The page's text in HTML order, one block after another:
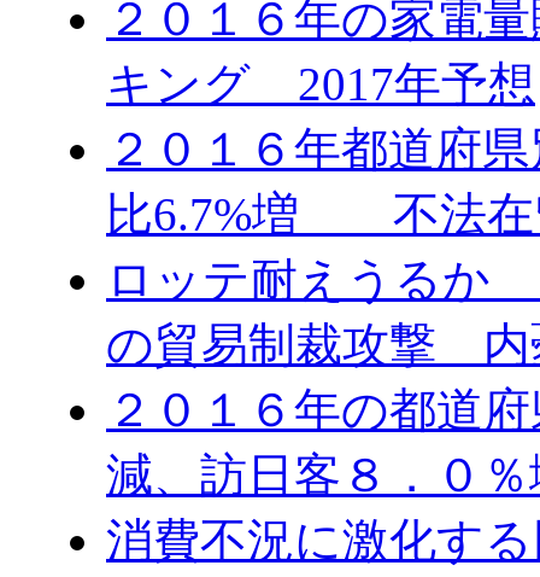
２０１６年の家電
キング 2017年予想
２０１６年都道府
比6.7%増 不法在
ロッテ耐えうるか
の貿易制裁攻撃
２０１６年の都道
減、訪日客８．０
消費不況に激化す